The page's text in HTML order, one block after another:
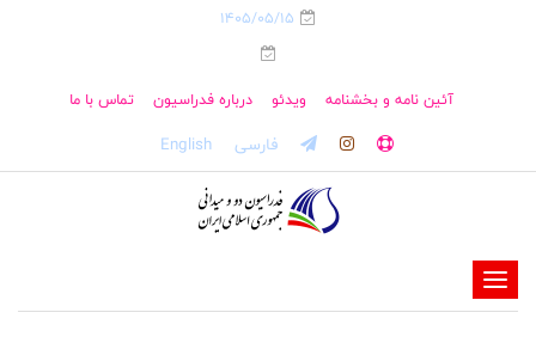
1405/05/15
آئین نامه و بخشنامه ویدئو درباره فدراسیون تماس با ما
فارسی English
-
-